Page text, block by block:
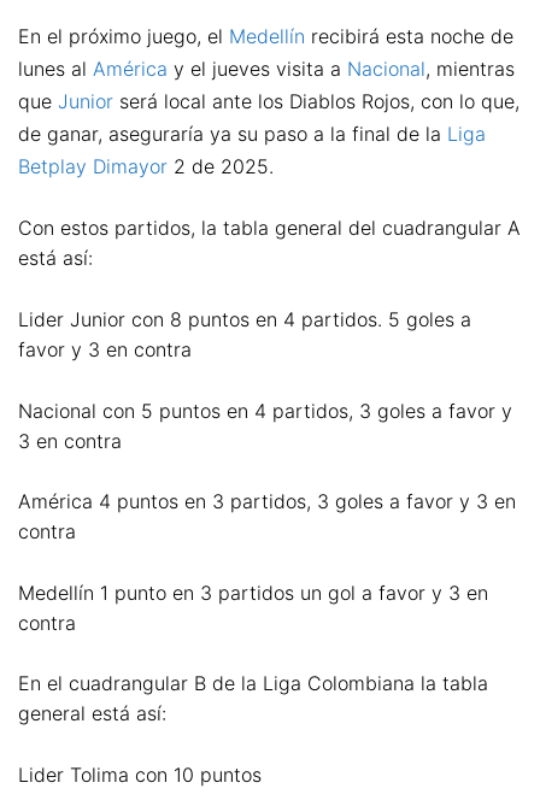
En el próximo juego, el Medellín recibirá esta noche de
lunes al América y el jueves visita a Nacional, mientras
que Junior será local ante los Diablos Rojos, con lo que,
de ganar, aseguraría ya su paso a la final de la Liga
Betplay Dimayor 2 de 2025.
Con estos partidos, la tabla general del cuadrangular A
está así:
Lider Junior con 8 puntos en 4 partidos. 5 goles a
favor y 3 en contra
Nacional con 5 puntos en 4 partidos, 3 goles a favor y
3 en contra
América 4 puntos en 3 partidos, 3 goles a favor y 3 en
contra
Medellín 1 punto en 3 partidos un gol a favor y 3 en
contra
En el cuadrangular B de la Liga Colombiana la tabla
general está así:
Lider Tolima con 10 puntos